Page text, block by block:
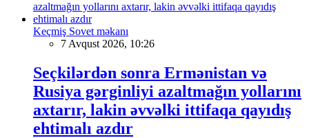
Keçmiş Sovet məkanı
7 Avqust 2026, 10:26
Seçkilərdən sonra Ermənistan və
Rusiya gərginliyi azaltmağın yollarını
axtarır, lakin əvvəlki ittifaqa qayıdış
ehtimalı azdır